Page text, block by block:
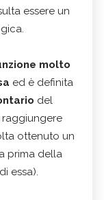
essere un
molto
ed è definita
del
ottenuto un
prima della
essa).